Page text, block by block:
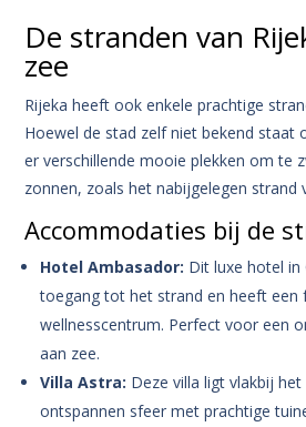
De stranden van
zee
Rijeka heeft ook enkele prachtige
Hoewel de stad zelf niet bekend staat
er verschillende mooie plekken om te
zonnen, zoals het nabijgelegen strand
Accommodaties bij de
Hotel Ambasador: Dit luxe hotel
toegang tot het strand en heeft een
wellnesscentrum. Perfect voor een
aan zee.
Villa Astra: Deze villa ligt vlakbij
ontspannen sfeer met prachtige